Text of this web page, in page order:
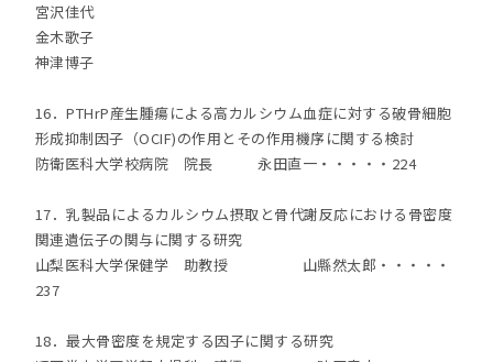
宮沢佳代
金木歌子
神津博子
16．PTHrP産生腫瘍による高カルシウム血症に対する破骨細胞
形成抑制因子（OCIF)の作用とその作用機序に関する検討
防衛医科大学校病院 院長 永田直一・・・・・224
17．乳製品によるカルシウム摂取と骨代謝反応における骨密度
関連遺伝子の関与に関する研究
山梨医科大学保健学 助教授 山縣然太郎・・・・・
237
18．最大骨密度を規定する因子に関する研究